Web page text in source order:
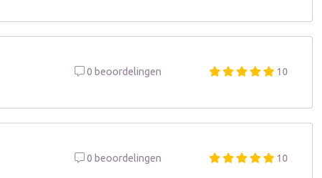
0 beoordelingen 10
0 beoordelingen 10